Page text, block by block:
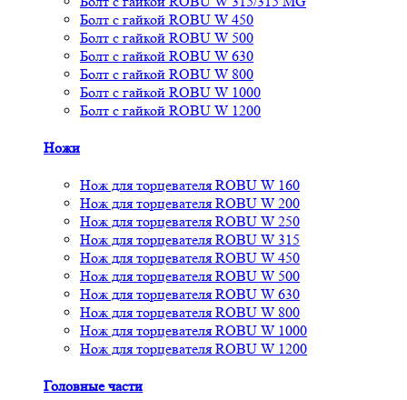
Болт с гайкой ROBU W 450
Болт с гайкой ROBU W 500
Болт с гайкой ROBU W 630
Болт с гайкой ROBU W 800
Болт с гайкой ROBU W 1000
Болт с гайкой ROBU W 1200
Ножи
Нож для торцевателя ROBU W 160
Нож для торцевателя ROBU W 200
Нож для торцевателя ROBU W 250
Нож для торцевателя ROBU W 315
Нож для торцевателя ROBU W 450
Нож для торцевателя ROBU W 500
Нож для торцевателя ROBU W 630
Нож для торцевателя ROBU W 800
Нож для торцевателя ROBU W 1000
Нож для торцевателя ROBU W 1200
Головные части